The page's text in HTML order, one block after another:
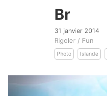
Br
31 janvier 2014
Rigoler / Fun
Photo Islande